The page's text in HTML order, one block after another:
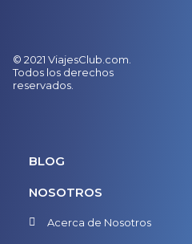
© 2021 ViajesClub.com.
Todos los derechos
reservados.
BLOG
NOSOTROS
Acerca de Nosotros